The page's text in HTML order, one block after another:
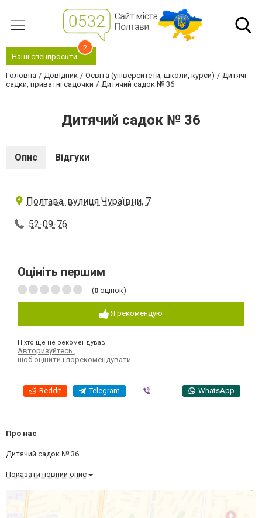
Наші спецпроєкти
2
Головна Довідник Освіта (університети, школи, курси)
Дитячі
садки, приватні садочки
Дитячий садок № 36
Дитячий садок № 36
Опис Відгуки
Полтава, вулиця Чураївни, 7
52-09-76
Оцініть першим
(0 оцінок)
Я рекомендую
Ніхто ще не рекомендував
Авторизуйтесь
щоб оцінити і порекомендувати
Reddit Telegram WhatsApp
Про нас
Дитячий садок № 36
Показати повний опис